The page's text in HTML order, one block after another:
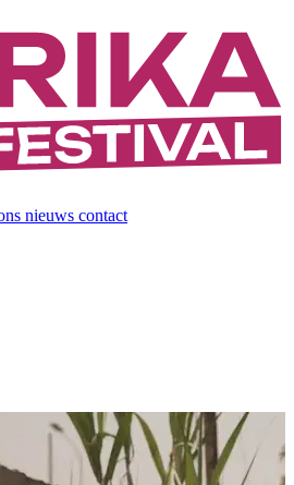
nieuws contact